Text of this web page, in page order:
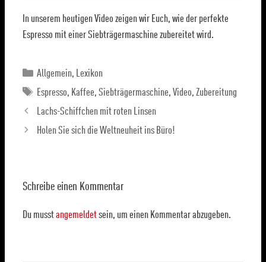
In unserem heutigen Video zeigen wir Euch, wie der perfekte
Espresso mit einer Siebträgermaschine zubereitet wird.
Allgemein, Lexikon
Espresso, Kaffee,Siebträgermaschine,Video,Zubereitung
Lachs-Schiffchen mit roten Linsen
Holen Sie sich die Weltneuheit ins Büro!
Schreibe einen Kommentar
Du musstangemeldetsein, um einen Kommentar abzugeben.